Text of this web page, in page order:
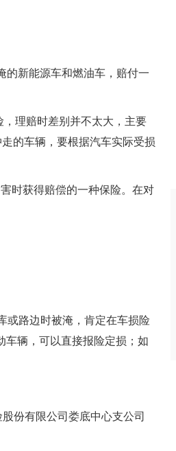
的新能源车和燃油车，赔付一
理赔时差别并不太大，主要
的车辆，要根据汽车实际受损
时获得赔偿的一种保险。在对
或路边时被淹，肯定在车损险
车辆，可以直接报险定损；如
份有限公司娄底中心支公司